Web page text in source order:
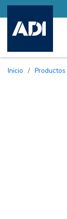
Inicio / Productos